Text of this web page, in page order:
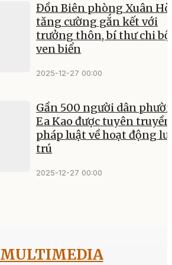
Đồn Biên phòng Xuân
tăng cường gắn kết với
trưởng thôn, bí thư chi bộ
ven biển
2025-12-27 00:00
Gần 500 người dân
Ea Kao được tuyên truyền
pháp luật về hoạt động
trú
2025-12-27 00:00
MULTIMEDIA